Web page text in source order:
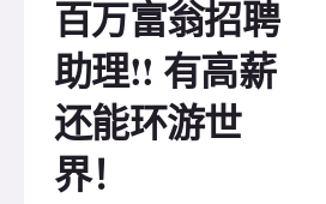
百万富翁招聘
助理!! 有高薪
还能环游世
界！